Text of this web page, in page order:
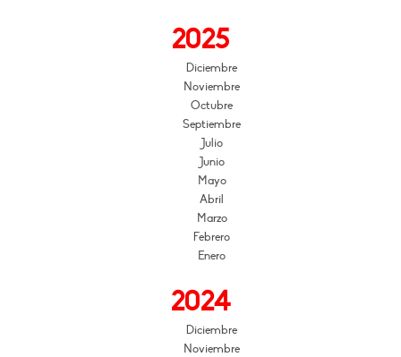
2025
Diciembre
Noviembre
Octubre
Septiembre
Julio
Junio
Mayo
Abril
Marzo
Febrero
Enero
2024
Diciembre
Noviembre